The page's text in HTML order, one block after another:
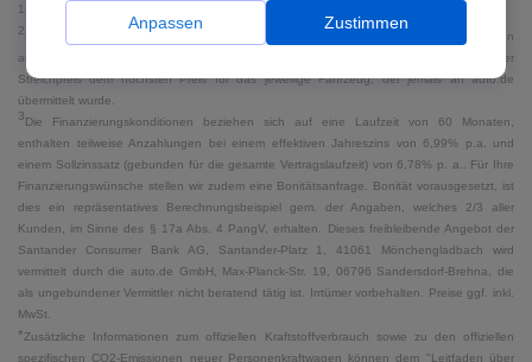
1
2 Bei dem Streichpreis handelt es sich für Neufahrzeuge und junge Gebrauchte um den
an auto.de übermittelten Listenpreis. Für alle anderen Fahrzeuge entspricht der
Streichpreis dem höchsten Preis für das jeweilige Fahrzeug, der jemals an auto.de
übermittelt wurde.
3Die Finanzierungskonditionen beziehen sich auf eine Laufzeit von 60 Monaten,
enthalten teilweise Anzahlungen bei einem effektiven Jahreszins von 6,99% p.a. und
einem Sollzinssatz (gebunden für die gesamte Vertragslaufzeit) von 6,78% p. a.. Für Ihre
Finanzierungswünsche stellen wir zudem eine Bonitätsanfrage. Bonität vorausgesetzt, ist
dies ein repräsentatives Berechnungsbeispiel gem. der Angaben, welches 2/3 aller
Kunden, im Sinne des § 17a Abs. 4 PangV, erhalten. Dieses freibleibende Angebot der
Santander Consumer Bank AG, Santander-Platz 1, 41061 Mönchengladbach wird
vermittelt durch die auto.de GmbH, Max-Planck-Str. 19, 06796 Sandersdorf-Brehna, die
als ungebundener Vermittler nicht beratend tätig ist. Irrtümer vorbehalten. Preise ggf. inkl.
MwSt.
*Zusätzliche Informationen zum offiziellen Kraftstoffverbrauch sowie zu den offiziellen
spezifischen CO2-Emissionen neuer Personenkraftwagen können dem "Leitfaden über
Sie in unsererDatenschutzerklärung .
Anpassen Zustimmen